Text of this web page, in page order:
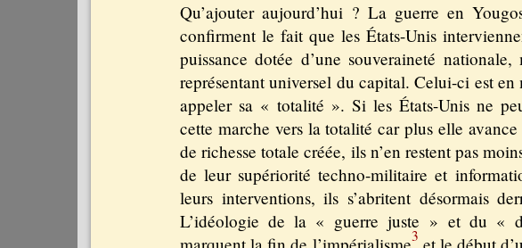
Qu’ajouter aujourd’hui ? La guerre en
confirment le fait que les États-Unis
puissance dotée d’une souveraineté
représentant universel du capital. Celui-ci est
appeler sa « totalité ». Si les États-Unis ne
cette marche vers la totalité car plus elle
de richesse totale créée, ils n’en restent pas
de leur supériorité techno-militaire et
leurs interventions, ils s’abritent désormais
L’idéologie de la « guerre juste » et du «
3